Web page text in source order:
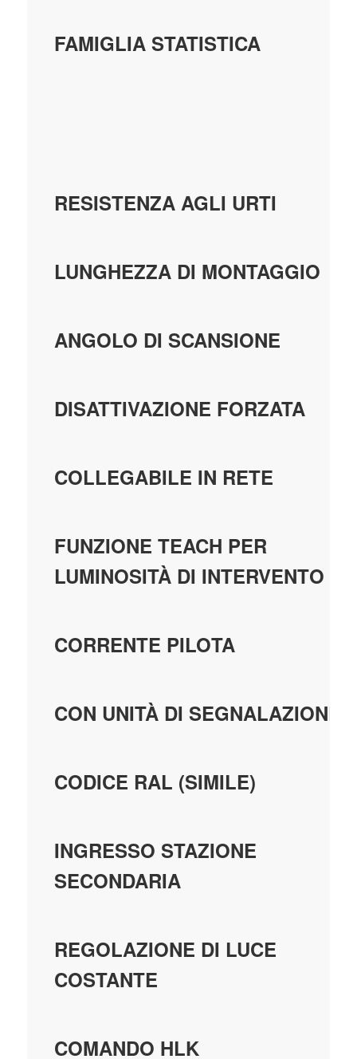
FAMIGLIA STATISTICA
RESISTENZA AGLI URTI
LUNGHEZZA DI MONTAGGIO
ANGOLO DI SCANSIONE
DISATTIVAZIONE FORZATA
COLLEGABILE IN RETE
FUNZIONE TEACH PER
LUMINOSITÀ DI INTERVENTO
CORRENTE PILOTA
CON UNITÀ DI SEGNALAZIONE
CODICE RAL (SIMILE)
INGRESSO STAZIONE
SECONDARIA
REGOLAZIONE DI LUCE
COSTANTE
COMANDO HLK